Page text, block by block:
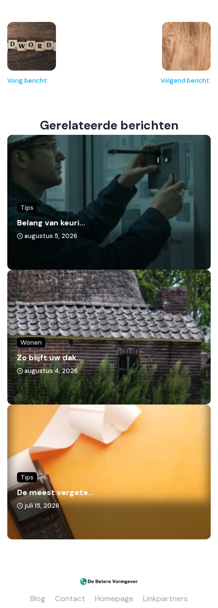
Vorig bericht: Volgend bericht:
Gerelateerde berichten
Tips
Belang van keuri...
augustus 5, 2026
Wonen
Zo blijft uw dak...
augustus 4, 2026
Tips
De meest vergete...
juli 15, 2026
Blog Contact Homepage Linkpartners